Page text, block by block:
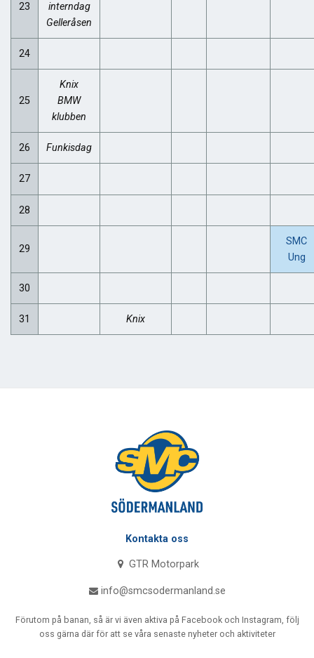
23
interndag
Gelleråsen
24
25
Knix
BMW
klubben
26 Funkisdag
27
28
29
SMC
Ung
30
31 Knix
Kontakta oss
GTR Motorpark
info@smcsodermanland.se
Förutom på banan, så är vi även aktiva på Facebook och Instagram, följ
oss gärna där för att se våra senaste nyheter och aktiviteter